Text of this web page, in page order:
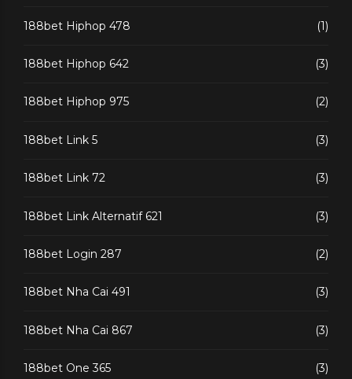
188bet Hiphop 478 (1)
188bet Hiphop 642 (3)
188bet Hiphop 975 (2)
188bet Link 5 (3)
188bet Link 72 (3)
188bet Link Alternatif 621 (3)
188bet Login 287 (2)
188bet Nha Cai 491 (3)
188bet Nha Cai 867 (3)
188bet One 365 (3)